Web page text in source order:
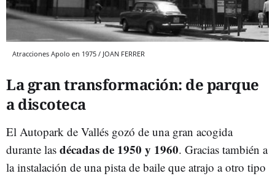
Atracciones Apolo en 1975 / JOAN FERRER
La gran transformación: de parque
a discoteca
El Autopark de Vallés gozó de una gran acogida
durante las décadas de 1950 y 1960. Gracias también a
la instalación de una pista de baile que atrajo a otro tipo